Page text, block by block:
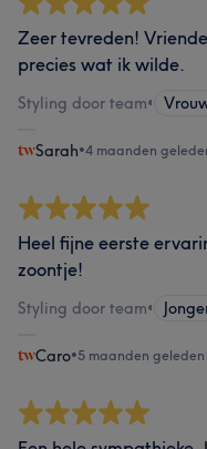
Zeer tevreden!
precies wat ik wilde.
Styling door team•
Sarah•4 maanden
Heel fijne eerste
zoontje!
Styling door team•
Caro•5 maanden geleden